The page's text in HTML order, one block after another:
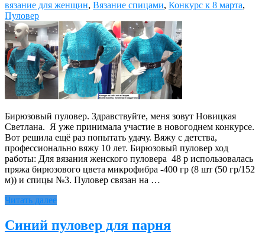
вязание для женщин, Вязание спицами, Конкурс к 8 марта,
Пуловер
Бирюзовый пуловер. Здравствуйте, меня зовут Новицкая
Светлана. Я уже принимала участие в новогоднем конкурсе.
Вот решила ещё раз попытать удачу. Вяжу с детства,
профессионально вяжу 10 лет. Бирюзовый пуловер ход
работы: Для вязания женского пуловера 48 р использовалась
пряжа бирюзового цвета микрофибра -400 гр (8 шт (50 гр/152
м)) и спицы №3. Пуловер связан на …
Читать далее
Синий пуловер для парня